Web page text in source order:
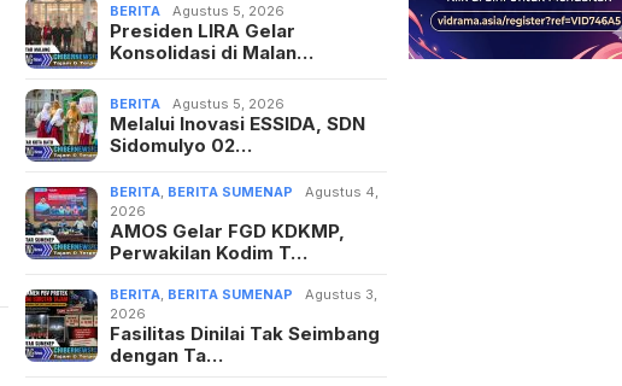
BERITA Agustus 5, 2026
Presiden LIRA Gelar
Konsolidasi di Malan…
BERITA Agustus 5, 2026
Melalui Inovasi ESSIDA, SDN
Sidomulyo 02…
BERITA BERITA SUMENAP
Agustus 4,
2026
AMOS Gelar FGD KDKMP,
Perwakilan Kodim T…
BERITA BERITA SUMENAP
Agustus 3,
2026
Fasilitas Dinilai Tak Seimbang
dengan Ta…